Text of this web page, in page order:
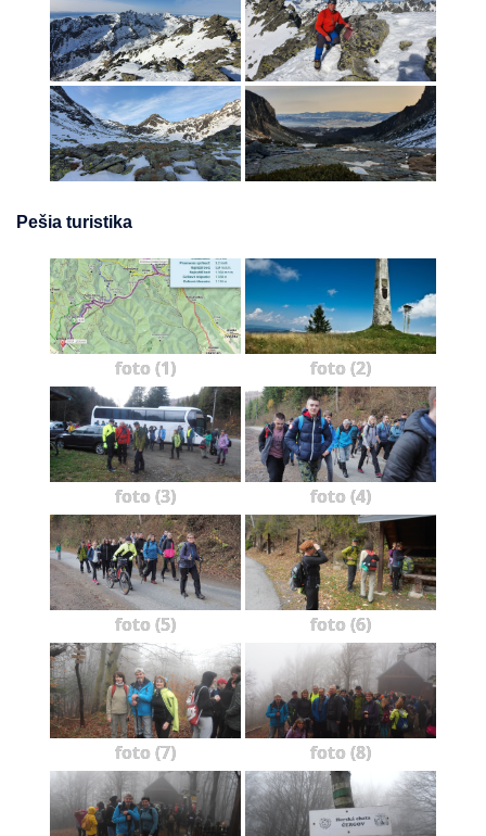
Pešia turistika
foto (1) foto (2)
foto (3) foto (4)
foto (5) foto (6)
foto (7) foto (8)